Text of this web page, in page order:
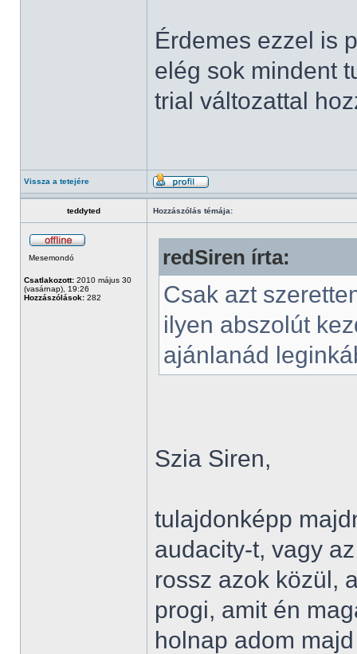
Érdemes ezzel is
elég sok mindent
trial változattal
Vissza a tetejére
teddyted Hozzászólás témája:
Mesemondó
Csatlakozott: 2010 május 30
(vasárnap), 19:26
Hozzászólások: 282
redSiren írta:
Csak azt
ilyen abszolút
ajánlanád
Szia Siren,
tulajdonképp
audacity-t, vagy
rossz azok közül,
progi, amit én
holnap adom